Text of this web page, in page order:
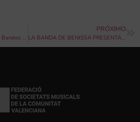
54é Certamen Provincial de Bandes de Música de la província d’Alacant
PRÓXIMO
LA BANDA DE BENISSA PRESENTA “TEOGONIA MUSICAL” EL PRÒXIM DISSABTE 29 DE NOVEMBRE DE 2025